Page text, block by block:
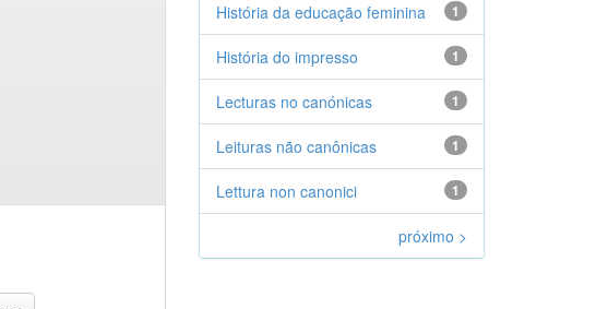
1
História da educação feminina
1
História do impresso
1
Lecturas no canónicas
1
Leituras não canônicas
1
Lettura non canonici
próximo >